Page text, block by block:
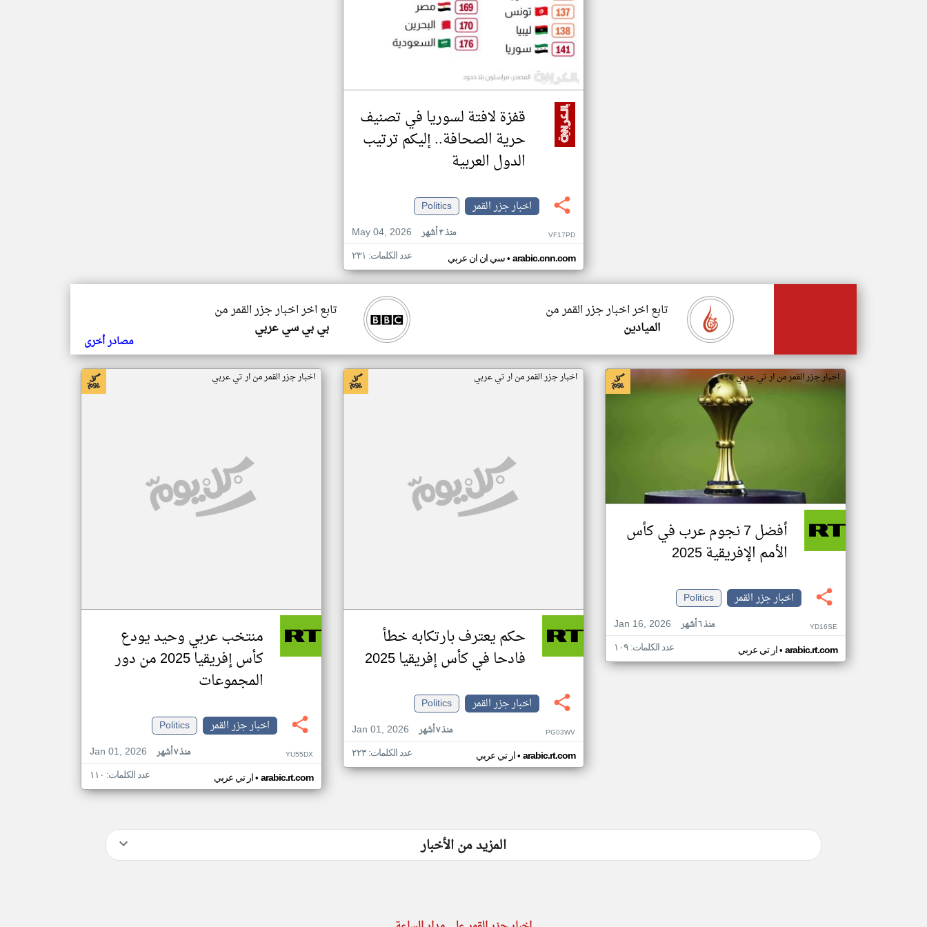
قفزة لافتة لسوريا في تصنيف
حرية الصحافة.. إليكم ترتيب
الدول العربية
اخبار جزر القمر
Politics
May 04, 2026
منذ ٣ أشهر VF17PD
سي ان ان عربي• arabic.cnn.com عدد الكلمات: ٢٣١
تابع اخر اخبار جزر القمر من
بي بي سي عربي
تابع اخر اخبار جزر القمر من
الميادين
مصادر أخرى
اخبار جزر القمر من ار تي عربي
أفضل 7 نجوم عرب في كأس
الأمم الإفريقية 2025
اخبار جزر القمر
Politics
Jan 16, 2026
منذ ٦ أشهر YD16SE
ار تي عربي• arabic.rt.com عدد الكلمات: ١٠٩
اخبار جزر القمر من ار تي عربي
حكم يعترف بارتكابه خطأ
فادحا في كأس إفريقيا 2025
اخبار جزر القمر
Politics
Jan 01, 2026
منذ ٧ أشهر PG03WV
ار تي عربي• arabic.rt.com عدد الكلمات: ٢٢٣
اخبار جزر القمر من ار تي عربي
منتخب عربي وحيد يودع
كأس إفريقيا 2025 من دور
المجموعات
اخبار جزر القمر
Politics
Jan 01, 2026
منذ ٧ أشهر YU55DX
ار تي عربي• arabic.rt.com عدد الكلمات: ١١٠
المزيد من الأخبار